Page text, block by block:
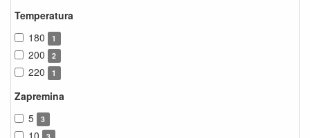
Temperatura
180
1
200 2
220 1
Zapremina
5
3
10